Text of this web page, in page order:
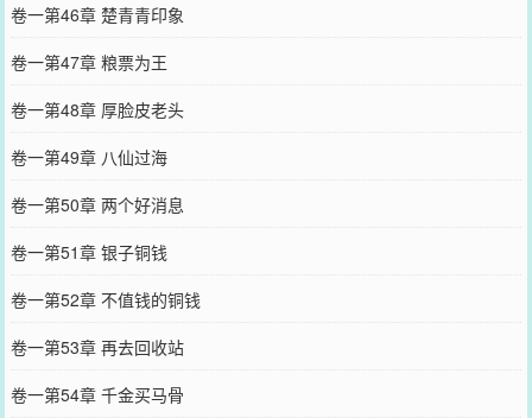
卷一第46章 楚青青印象
卷一第47章 粮票为王
卷一第48章 厚脸皮老头
卷一第49章 八仙过海
卷一第50章 两个好消息
卷一第51章 银子铜钱
卷一第52章 不值钱的铜钱
卷一第53章 再去回收站
卷一第54章 千金买马骨